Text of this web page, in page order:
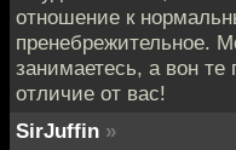
отношение к
пренебрежительное.
занимаетесь, а вон те
отличие от вас!
SirJuffin »